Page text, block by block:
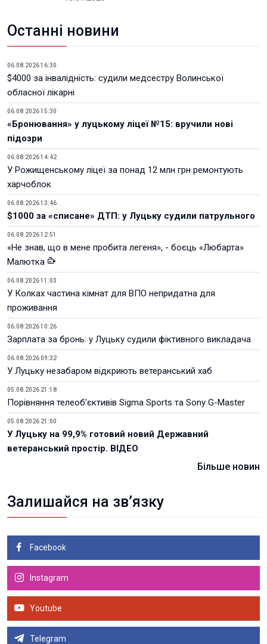
Останні новини
06.08.2026 16:30
$4000 за інвалідність: судили медсестру Волинської
обласної лікарні
06.08.2026 15:30
«Бронювання» у луцькому ліцеї №15: вручили нові
підозри
06.08.2026 14:42
У Рожищенському ліцеї за понад 12 млн грн ремонтують
харчоблок
06.08.2026 13:46
$1000 за «списане» ДТП: у Луцьку судили патрульного
06.08.2026 12:51
«Не знав, що в мене пробита легеня», - боєць «Любарта»
Малютка
06.08.2026 11:03
У Колках частина кімнат для ВПО непридатна для
проживання
06.08.2026 10:26
Зарплата за бронь: у Луцьку судили фіктивного викладача
06.08.2026 09:32
У Луцьку незабаром відкриють ветеранський хаб
05.08.2026 21:18
Порівняння телеоб'єктивів Sigma Sports та Sony G-Master
05.08.2026 21:00
У Луцьку на 99,9% готовий новий Державний
ветеранський простір. ВІДЕО
Більше новин
Залишайся на зв’язку
Facebook
Instagram
Youtube
Telegram